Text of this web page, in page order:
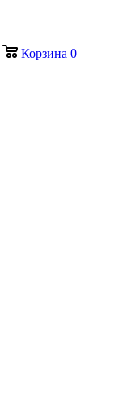
Корзина 0